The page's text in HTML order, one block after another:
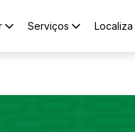
Serviços Localiza